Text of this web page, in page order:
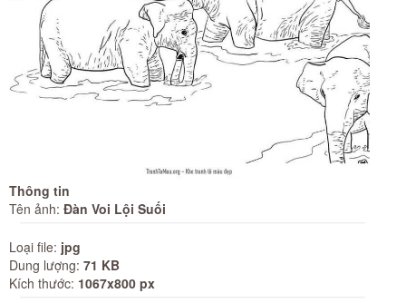
Thông tin
Tên ảnh: Đàn Voi Lội Suối
Loại file: jpg
Dung lượng: 71 KB
Kích thước: 1067x800 px